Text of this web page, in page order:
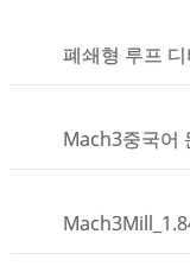
폐쇄형 루프
Mach3중국어